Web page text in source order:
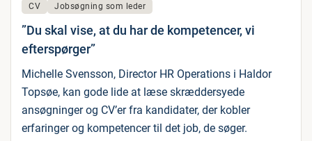
CV Jobsøgning som leder
”Du skal vise, at du har de kompetencer, vi
efterspørger”
Michelle Svensson, Director HR Operations i Haldor
Topsøe, kan gode lide at læse skræddersyede
ansøgninger og CV’er fra kandidater, der kobler
erfaringer og kompetencer til det job, de søger.